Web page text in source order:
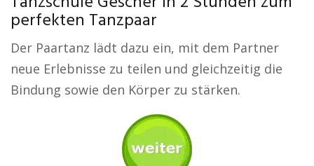
perfekten Tanzpaar
Der Paartanz lädt dazu ein, mit dem Partner
neue Erlebnisse zu teilen und gleichzeitig die
Bindung sowie den Körper zu stärken.